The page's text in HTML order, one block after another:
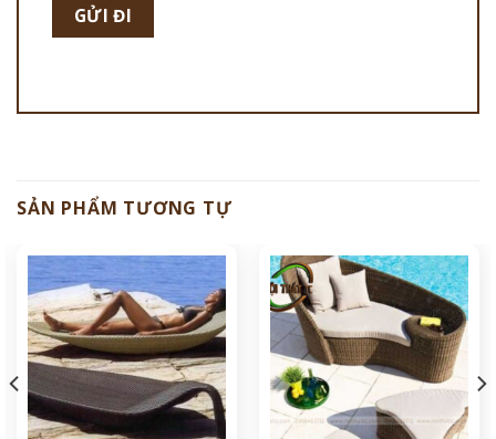
SẢN PHẨM TƯƠNG TỰ